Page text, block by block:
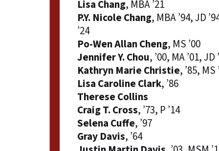
Lisa Chang, MBA ’21
P.Y. Nicole Chang, MBA ’94, JD
’24
Po-Wen Allan Cheng, MS ’00
Jennifer Y. Chou, ’00, MA ’01, JD
Kathryn Marie Christie, ’85, MS
Lisa Caroline Clark, ’86
Therese Collins
Craig T. Cross, ’73, P ’14
Selena Cuffe, ’97
Gray Davis, ’64